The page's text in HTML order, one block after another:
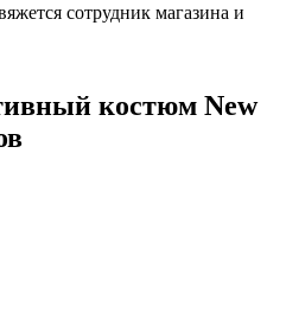
сотрудник магазина и
костюм New